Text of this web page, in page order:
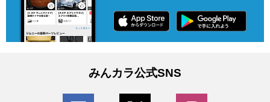
みんカラ公式SNS